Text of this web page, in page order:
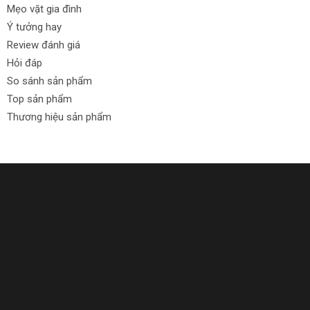
của bạn!
Mẹo vặt gia đình
Ý tưởng hay
Review đánh giá
Hỏi đáp
So sánh sản phẩm
Top sản phẩm
Thương hiệu sản phẩm